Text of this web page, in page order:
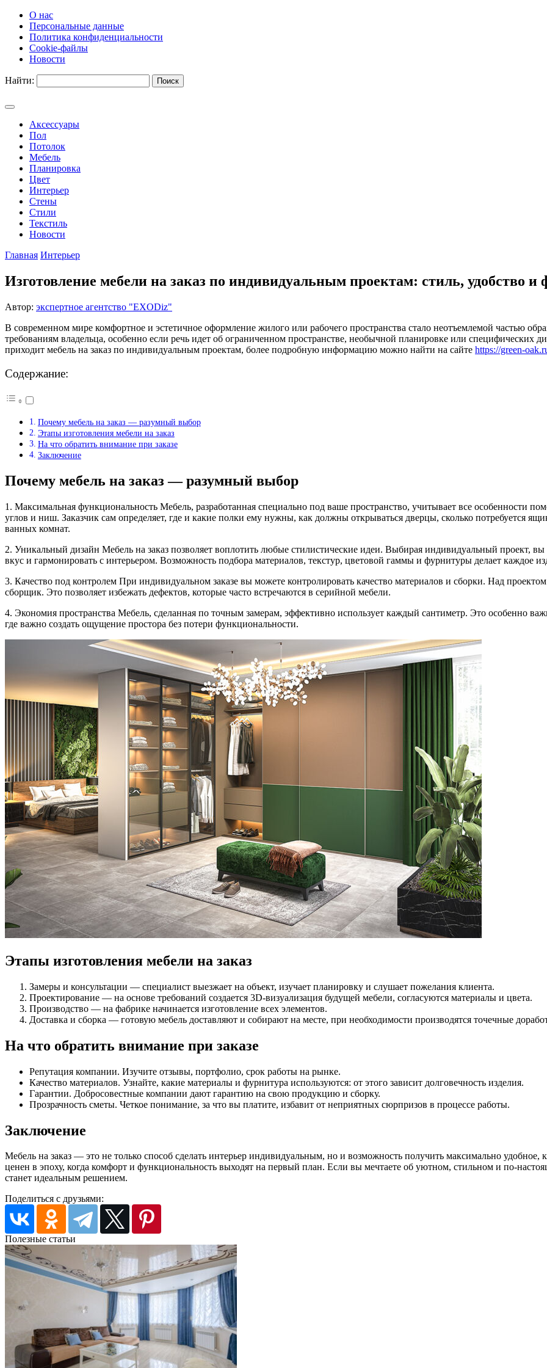
О нас
Персональные данные
Политика конфиденциальности
Cookie-файлы
Новости
Найти:
Аксессуары
Пол
Потолок
Мебель
Планировка
Цвет
Интерьер
Стены
Стили
Текстиль
Новости
Главная Интерьер
Изготовление мебели на заказ по индивидуальным проектам: стиль, удобство и
Автор: экспертное агентство "EXODiz"
В современном мире комфортное и эстетичное оформление жилого или рабочего пространства стало неотъемлемой частью
требованиям владельца, особенно если речь идет об ограниченном пространстве, необычной планировке или специфических
приходит мебель на заказ по индивидуальным проектам, более подробную информацию можно найти на сайте https://green-
Содержание:
Почему мебель на заказ — разумный выбор
Этапы изготовления мебели на заказ
На что обратить внимание при заказе
Заключение
Почему мебель на заказ — разумный выбор
1. Максимальная функциональность Мебель, разработанная специально под ваше пространство, учитывает все особенности
углов и ниш. Заказчик сам определяет, где и какие полки ему нужны, как должны открываться дверцы, сколько потребуется
ванных комнат.
2. Уникальный дизайн Мебель на заказ позволяет воплотить любые стилистические идеи. Выбирая индивидуальный проект,
вкус и гармонировать с интерьером. Возможность подбора материалов, текстур, цветовой гаммы и фурнитуры делает каждое
3. Качество под контролем При индивидуальном заказе вы можете контролировать качество материалов и сборки. Над
сборщик. Это позволяет избежать дефектов, которые часто встречаются в серийной мебели.
4. Экономия пространства Мебель, сделанная по точным замерам, эффективно использует каждый сантиметр. Это особенно
где важно создать ощущение простора без потери функциональности.
Этапы изготовления мебели на заказ
Замеры и консультации — специалист выезжает на объект, изучает планировку и слушает пожелания клиента.
Проектирование — на основе требований создается 3D-визуализация будущей мебели, согласуются материалы и цвета.
Производство — на фабрике начинается изготовление всех элементов.
Доставка и сборка — готовую мебель доставляют и собирают на месте, при необходимости производятся точечные
На что обратить внимание при заказе
Репутация компании. Изучите отзывы, портфолио, срок работы на рынке.
Качество материалов. Узнайте, какие материалы и фурнитура используются: от этого зависит долговечность изделия.
Гарантии. Добросовестные компании дают гарантию на свою продукцию и сборку.
Прозрачность сметы. Четкое понимание, за что вы платите, избавит от неприятных сюрпризов в процессе работы.
Заключение
Мебель на заказ — это не только способ сделать интерьер индивидуальным, но и возможность получить максимально
ценен в эпоху, когда комфорт и функциональность выходят на первый план. Если вы мечтаете об уютном, стильном и по-
станет идеальным решением.
Поделиться с друзьями:
Полезные статьи